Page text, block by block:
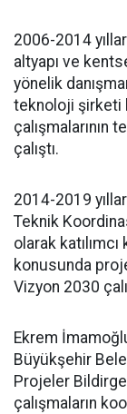
2006-2014
altyapı ve
yönelik
teknoloji şirketi
çalışmalarının
çalıştı.
2014-2019
Teknik
olarak
konusunda
Vizyon 2030
Ekrem
Büyükşehir
Projeler
çalışmaların